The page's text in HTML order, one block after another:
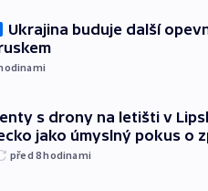
Ukrajina buduje další
s drony na letišti v
jako úmyslný pokus o
před 8hodinami